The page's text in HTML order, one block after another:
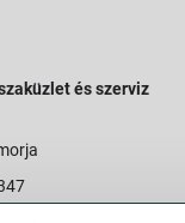
és szerviz